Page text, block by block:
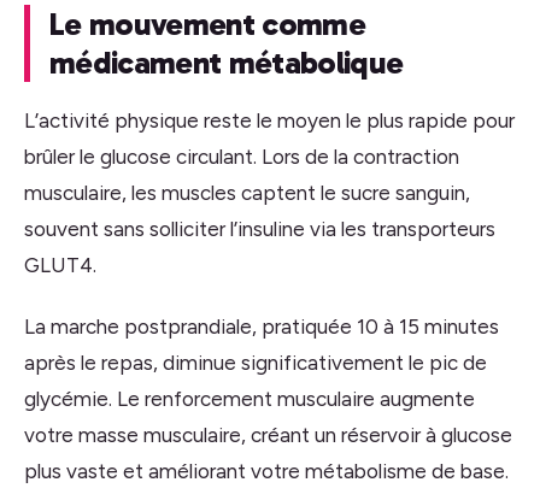
Le mouvement comme
médicament métabolique
L’activité physique reste le moyen le plus rapide pour
brûler le glucose circulant. Lors de la contraction
musculaire, les muscles captent le sucre sanguin,
souvent sans solliciter l’insuline via les transporteurs
GLUT4.
La marche postprandiale, pratiquée 10 à 15 minutes
après le repas, diminue significativement le pic de
glycémie. Le renforcement musculaire augmente
votre masse musculaire, créant un réservoir à glucose
plus vaste et améliorant votre métabolisme de base.